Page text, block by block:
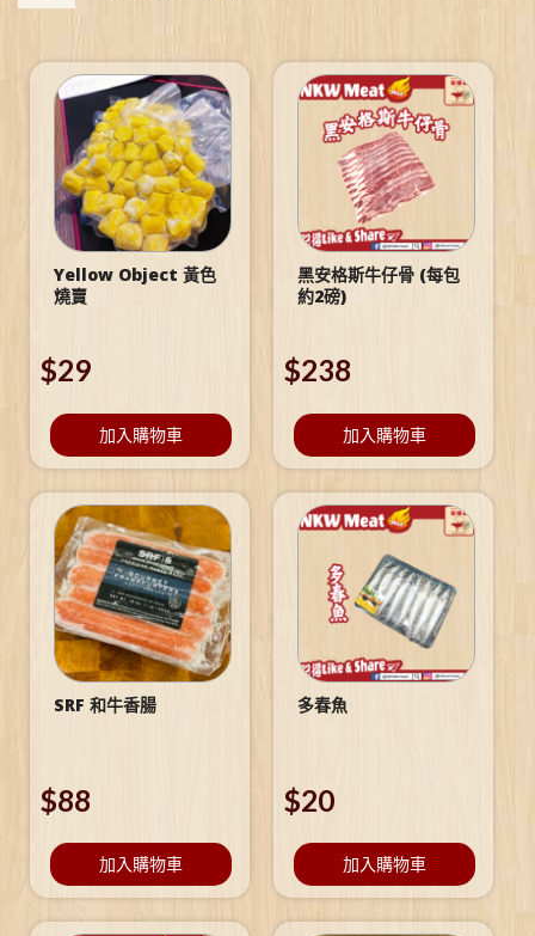
Yellow Object 黃色
燒賣
$29
加入購物車
黑安格斯牛仔骨 (每包
約2磅)
$238
加入購物車
SRF 和牛香腸
$88
加入購物車
多春魚
$20
加入購物車